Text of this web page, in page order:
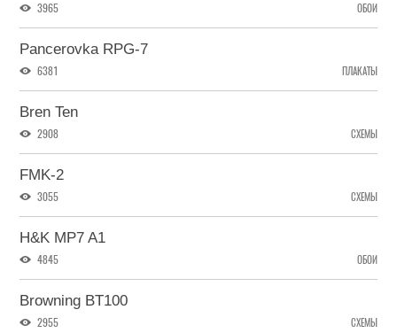
3965 ОБОИ
Pancerovka RPG-7
6381 ПЛАКАТЫ
Bren Ten
2908 СХЕМЫ
FMK-2
3055 СХЕМЫ
H&K MP7 A1
4845 ОБОИ
Browning BT100
2955 СХЕМЫ